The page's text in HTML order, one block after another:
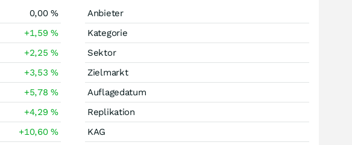
0,00%
+1,59%
+2,25%
+3,53%
+5,78%
+4,29%
+10,60%
Anbieter
Kategorie
Sektor
Zielmarkt
Auflagedatum
Replikation
KAG